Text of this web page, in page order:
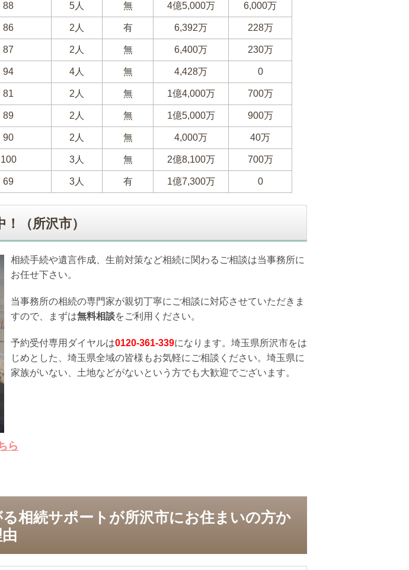
88 5人 無 4億5,000万 6,000万
86 2人 有 6,392万 228万
87 2人 無 6,400万 230万
94 4人 無 4,428万 0
81 2人 無 1億4,000万 700万
89 2人 無 1億5,000万 900万
90 2人 無 4,000万 40万
100 3人 無 2億8,100万 700万
69 3人 有 1億7,300万 0
（所沢市）
相続手続や遺言作成、生前対策など相続に関わるご相談は当事務所に
お任せ下さい。
当事務所の相続の専門家が親切丁寧にご相談に対応させていただきま
すので、まずは無料相談をご利用ください。
予約受付専用ダイヤルは0120-361-339になります。埼玉県所沢市をは
じめとした、埼玉県全域の皆様もお気軽にご相談ください。埼玉県に
家族がいない、土地などがないという方でも大歓迎でございます。
ら
相続サポートが所沢市にお住まいの方か